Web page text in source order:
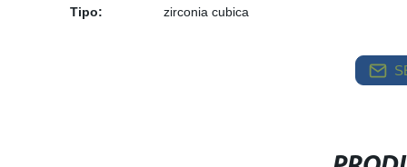
Tipo:
zirconia cubica